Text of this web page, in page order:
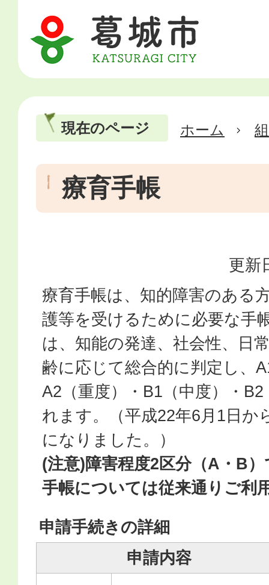
現在のページ ホーム
療育手帳
更新
療育手帳は、知的障害のある
護等を受けるために必要な手
は、知能の発達、社会性、日
齢に応じて総合的に判定し、
A2（重度）・B1（中度）・
れます。（平成22年6月1日か
になりました。）
(注意)障害程度2区分（A・B
手帳については従来通りご利
申請手続きの詳細
申請内容